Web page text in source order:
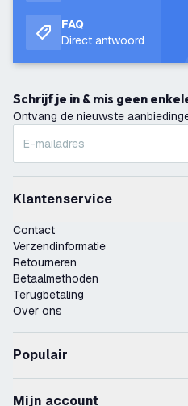
FAQ
Direct antwoord
Schrijf je in & mis geen
Ontvang de nieuwste
Klantenservice
Contact
Verzendinformatie
Retourneren
Betaalmethoden
Terugbetaling
Over ons
Populair
Mijn account